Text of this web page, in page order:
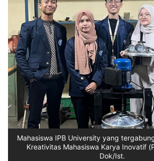
Partner
Insight
NTB
Suara
Time
Lens
IDN
Daily
Jogja
Jalan
Rakyat
Idealita
News
Kita
Notice
Dinamikapost.com
Radar
Baru
Seedbacklink
Follow
Kabarbaru
Mahasiswa IPB University yang
Kreativitas Mahasiswa Karya Inovatif
Dok/Ist.